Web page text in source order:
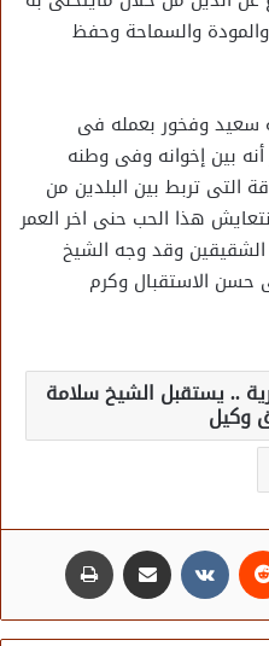
والسماحة وحفظ
سعيد وفخور بعمله فى
بين إخوانه وفى وطنه
التى تربط بين البلدين من
هذا الحب حنى اخر العمر
الشقيقين وقد وجه الشيخ
حسن الاستقبال وكرم
.. يستقبل الشيخ سلامة
وكيل
مشاركة عبر البريد